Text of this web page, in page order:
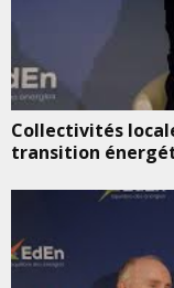
Collectivités
transition